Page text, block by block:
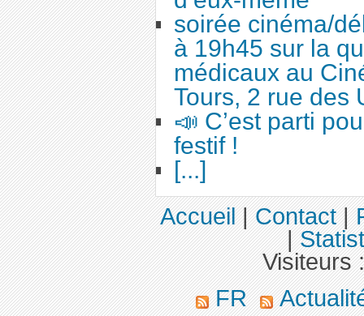
soirée cinéma/
à 19h45 sur la
médicaux au
Tours, 2 rue des
📣 C’est parti
festif !
[...]
Accueil|Contact|
|
Visiteurs
FR